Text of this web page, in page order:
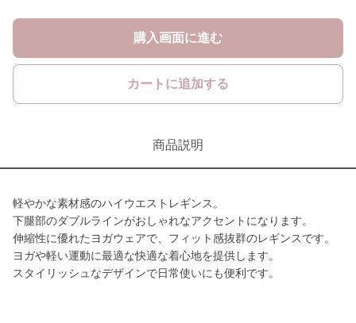
購入画面に進む
カートに追加する
商品説明
軽やかな素材感のハイウエストレギンス。
下腿部のダブルラインがおしゃれなアクセントになります。
伸縮性に優れたヨガウェアで、フィット感抜群のレギンスです。
ヨガや軽い運動に最適な快適な着心地を提供します。
スタイリッシュなデザインで日常使いにも便利です。